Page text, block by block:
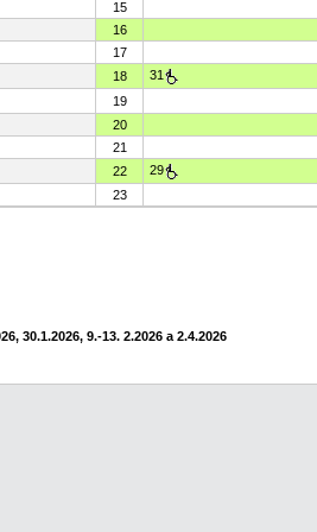
15
16
17
18
31
19
20
21
22
29
23
30.1.2026, 9.-13. 2.2026 a 2.4.2026